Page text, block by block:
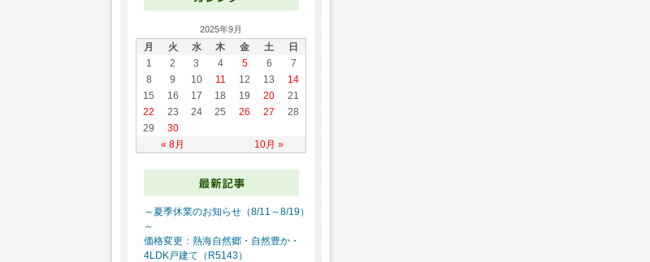
2025年9月
月 火 水 木 金 土 日
« 8月 10月 »
1 2 3 4 5 6
7
8
9 10 11 12 13
14
15
16 17 18 19 20
21
22
23 24 25 26 27
28
29
30
～夏季休業のお知らせ（8/11～8/19）
～
価格変更：熱海自然郷・自然豊か・
4LDK戸建て（R5143）